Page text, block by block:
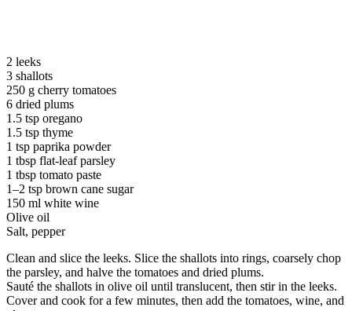
2 leeks
3 shallots
250 g cherry tomatoes
6 dried plums
1.5 tsp oregano
1.5 tsp thyme
1 tsp paprika powder
1 tbsp flat-leaf parsley
1 tbsp tomato paste
1–2 tsp brown cane sugar
150 ml white wine
Olive oil
Salt, pepper
Clean and slice the leeks. Slice the shallots into rings, coarsely chop
the parsley, and halve the tomatoes and dried plums.
Sauté the shallots in olive oil until translucent, then stir in the leeks.
Cover and cook for a few minutes, then add the tomatoes, wine, and